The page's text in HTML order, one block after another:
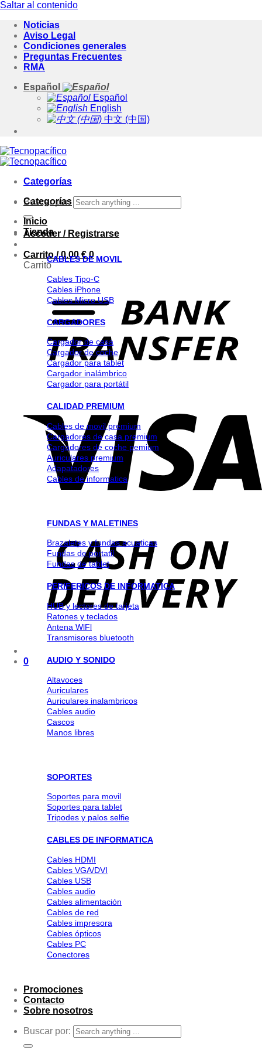
Saltar al contenido
Noticias
Aviso Legal
Condiciones generales
Preguntas Frecuentes
RMA
Español
Español
English
中文 (中国)
Categorías
Buscar por:
Acceder / Registrarse
Carrito /0.00€ 0
Carrito
0
Categorías
Inicio
Tienda
CABLES DE MOVIL
Cables Tipo-C
Cables iPhone
Cables Micro USB
CARGADORES
Cargador de casa
Cargador de coche
Cargador para tablet
Cargador inalámbrico
Cargador para portátil
CALIDAD PREMIUM
Cables de movil premium
Cargadores de casa premium
Cargadores de coche pemium
Auriculares premium
Adapatadores
Cables de informatica
FUNDAS Y MALETINES
Brazaletes y fundas acuaticas
Fundas de portatil
Fundas de tablet
PERIFERICOS DE INFORMATICA
HUB y lectores de tarjeta
Ratones y teclados
Antena WlFl
Transmisores bluetooth
AUDIO Y SONIDO
Altavoces
Auriculares
Auriculares inalambricos
Cables audio
Cascos
Manos libres
SOPORTES
Soportes para movil
Soportes para tablet
Tripodes y palos selfie
CABLES DE INFORMATICA
Cables HDMI
Cables VGA/DVI
Cables USB
Cables audio
Cables alimentación
Cables de red
Cables impresora
Cables ópticos
Cables PC
Conectores
Promociones
Contacto
Sobre nosotros
Buscar por: